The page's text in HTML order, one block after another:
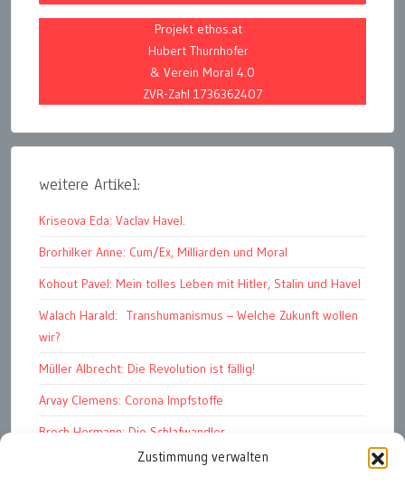
Zustimmung verwalten
Projekt ethos.at
Hubert Thurnhofer
& Verein Moral 4.0
ZVR-Zahl 1736362407
weitere Artikel:
Kriseova Eda: Vaclav Havel.
Brorhilker Anne: Cum/Ex, Milliarden und Moral
Kohout Pavel: Mein tolles Leben mit Hitler, Stalin und Havel
Walach Harald: Transhumanismus – Welche Zukunft wollen
wir?
Müller Albrecht: Die Revolution ist fällig!
Arvay Clemens: Corona Impfstoffe
Broch Hermann: Die Schlafwandler
Kohout Pavel: Ende der Großen Ferien